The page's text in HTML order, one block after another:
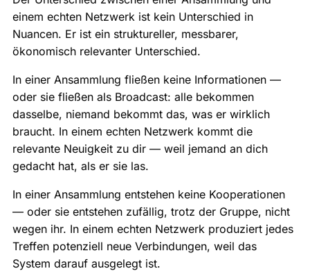
einem echten Netzwerk ist kein Unterschied in
Nuancen. Er ist ein struktureller, messbarer,
ökonomisch relevanter Unterschied.
In einer Ansammlung fließen keine Informationen —
oder sie fließen als Broadcast: alle bekommen
dasselbe, niemand bekommt das, was er wirklich
braucht. In einem echten Netzwerk kommt die
relevante Neuigkeit zu dir — weil jemand an dich
gedacht hat, als er sie las.
In einer Ansammlung entstehen keine Kooperationen
— oder sie entstehen zufällig, trotz der Gruppe, nicht
wegen ihr. In einem echten Netzwerk produziert jedes
Treffen potenziell neue Verbindungen, weil das
System darauf ausgelegt ist.